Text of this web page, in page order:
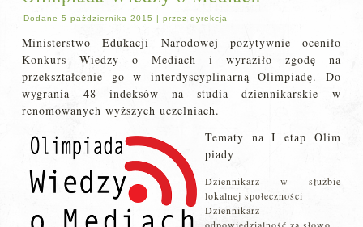
Dodane 5 października 2015 |przez dyrekcja
Ministerstwo Edukacji Narodowej pozytywnie oceniło
Konkurs Wiedzy o Mediach i wyraziło zgodę na
przekształcenie go w interdyscyplinarną Olimpiadę. Do
wygrania 48 indeksów na studia dziennikarskie w
renomowanych wyższych uczelniach.
Tematy na I etap Olim
piady
Dziennikarz w służbie
lokalnej społeczności
Dziennikarz –